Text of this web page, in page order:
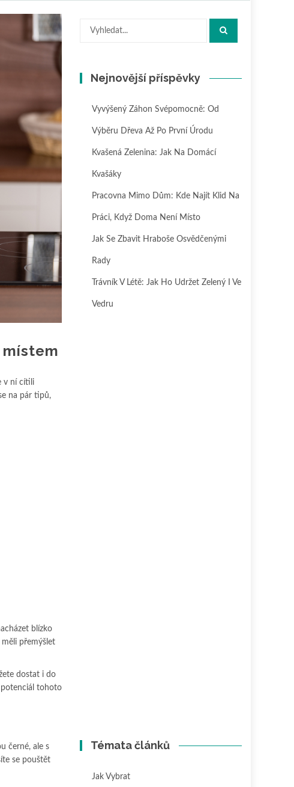
v ní cítili
na pár tipů,
blízko
přemýšlet
dostat i do
potenciál tohoto
černé, ale s
se pouštět
Hledat:
Nejnovější příspěvky
Vyvýšený Záhon Svépomocně: Od
Výběru Dřeva Až Po První Úrodu
Kvašená Zelenina: Jak Na Domácí
Kvašáky
Pracovna Mimo Dům: Kde Najít Klid Na
Práci, Když Doma Není Místo
Jak Se Zbavit Hraboše Osvědčenými
Rady
Trávník V Létě: Jak Ho Udržet Zelený I Ve
Vedru
Témata článků
Jak Vybrat